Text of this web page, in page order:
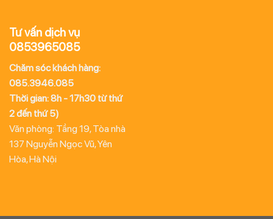
Tư vấn dịch vụ
0853965085
Chăm sóc khách hàng:
085.3946.085
Thời gian: 8h - 17h30 từ thứ
2 đến thứ 5)
Văn phòng: Tầng 19, Tòa nhà
137 Nguyễn Ngọc Vũ, Yên
Hòa, Hà Nội